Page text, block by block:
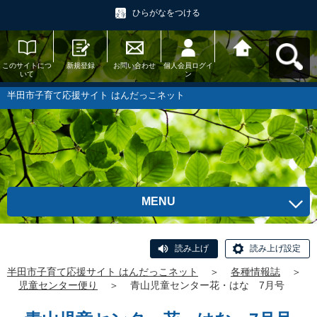
ひらがなをつける
このサイトにつ
いて
新規登録 お問い合わせ
個人会員ログイ
ン
半田市子育て応
援サイト はんだ
っこネットへ戻
半田市子育て応援サイト はんだっこネット
MENU
読み上げ 読み上げ設定
半田市子育て応援サイト はんだっこネット ＞ 各種情報誌
＞
児童センター便り
＞ 青山児童センター花・はな 7月号